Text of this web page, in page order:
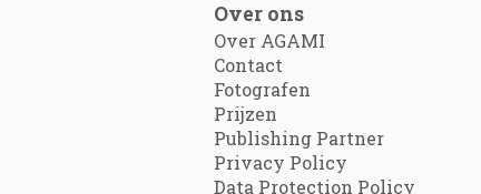
Over ons
Over AGAMI
Contact
Fotografen
Prijzen
Publishing Partner
Privacy Policy
Data Protection Policy